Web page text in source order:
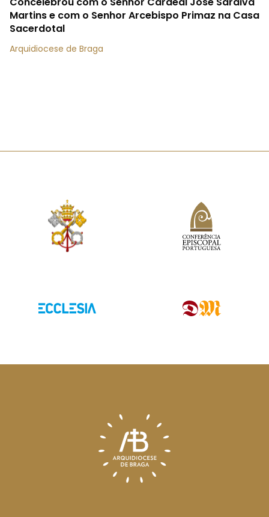
Martins e com o Senhor Arcebispo Primaz na Casa
Sacerdotal
Arquidiocese de Braga